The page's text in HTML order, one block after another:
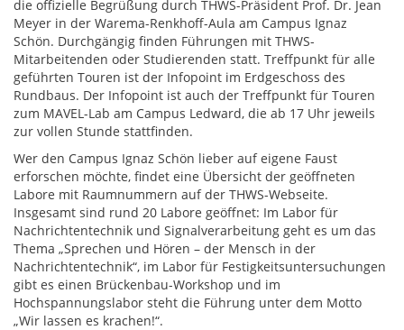
die offizielle Begrüßung durch THWS-Präsident Prof. Dr. Jean
Meyer in der Warema-Renkhoff-Aula am Campus Ignaz
Schön. Durchgängig finden Führungen mit THWS-
Mitarbeitenden oder Studierenden statt. Treffpunkt für alle
geführten Touren ist der Infopoint im Erdgeschoss des
Rundbaus. Der Infopoint ist auch der Treffpunkt für Touren
zum MAVEL-Lab am Campus Ledward, die ab 17 Uhr jeweils
zur vollen Stunde stattfinden.
Wer den Campus Ignaz Schön lieber auf eigene Faust
erforschen möchte, findet eine Übersicht der geöffneten
Labore mit Raumnummern auf der THWS-Webseite.
Insgesamt sind rund 20 Labore geöffnet: Im Labor für
Nachrichtentechnik und Signalverarbeitung geht es um das
Thema „Sprechen und Hören – der Mensch in der
Nachrichtentechnik“, im Labor für Festigkeitsuntersuchungen
gibt es einen Brückenbau-Workshop und im
Hochspannungslabor steht die Führung unter dem Motto
„Wir lassen es krachen!“.